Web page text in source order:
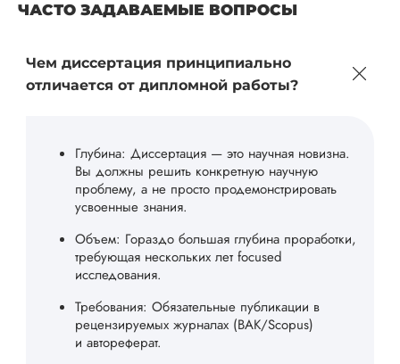
ЧАСТО ЗАДАВАЕМЫЕ ВОПРОСЫ
Чем диссертация принципиально
отличается от дипломной работы?
Глубина: Диссертация — это научная новизна.
Вы должны решить конкретную научную
проблему, а не просто продемонстрировать
усвоенные знания.
Объем: Гораздо большая глубина проработки,
требующая нескольких лет focused
исследования.
Требования: Обязательные публикации в
рецензируемых журналах (ВАК/Scopus)
и автореферат.